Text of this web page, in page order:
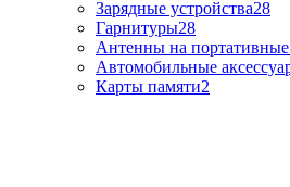
Зарядные устройства28
Гарнитуры28
Антенны на
Автомобильные
Карты памяти2